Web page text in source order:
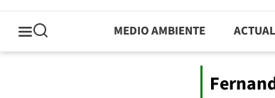
MEDIO AMBIENTE